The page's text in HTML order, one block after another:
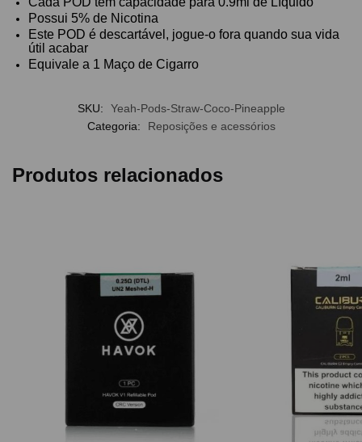
Possui 5% de Nicotina
Este POD é descartável, jogue-o fora quando sua vida
útil acabar
Equivale a 1 Maço de Cigarro
SKU:
Yeah-Pods-Straw-Coco-Pineapple
Categoria:
Reposições e acessórios
Produtos relacionados